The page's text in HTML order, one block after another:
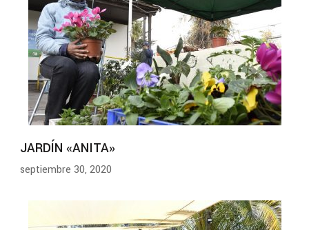
JARDÍN «ANITA»
septiembre 30, 2020